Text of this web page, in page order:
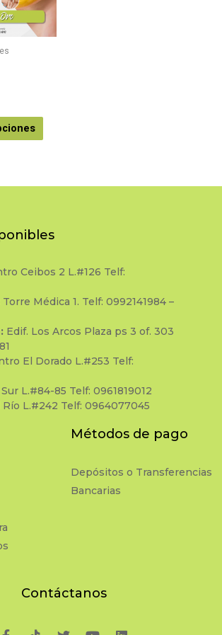
Ceibos 2 L.#126 Telf:
Torre Médica 1. Telf: 0992141984 –
Edif. Los Arcos Plaza ps 3 of. 303
El Dorado L.#253 Telf:
L.#84-85 Telf: 0961819012
Río L.#242 Telf: 0964077045
Métodos de pago
Depósitos o Transferencias
Bancarias
Contáctanos